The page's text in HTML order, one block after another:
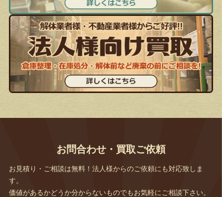
お問合わせ・買取ご依頼
お見積り・ご相談は無料！法人様からのご依頼にも対応致しま
す。
価値があるかどうか分からないものでもお気軽にご相談下さい。